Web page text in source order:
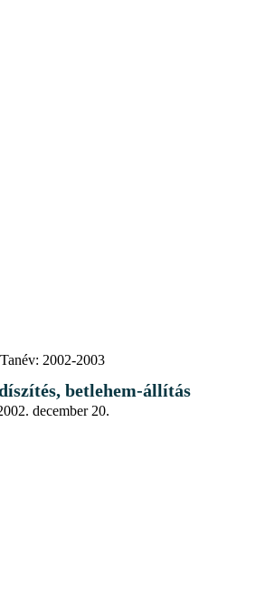
Tanév: 2002-2003
betlehem-állítás
december 20.